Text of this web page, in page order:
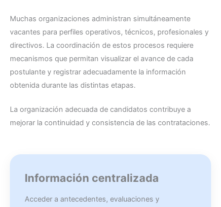
Muchas organizaciones administran simultáneamente
vacantes para perfiles operativos, técnicos, profesionales y
directivos. La coordinación de estos procesos requiere
mecanismos que permitan visualizar el avance de cada
postulante y registrar adecuadamente la información
obtenida durante las distintas etapas.
La organización adecuada de candidatos contribuye a
mejorar la continuidad y consistencia de las contrataciones.
Información centralizada
Acceder a antecedentes, evaluaciones y